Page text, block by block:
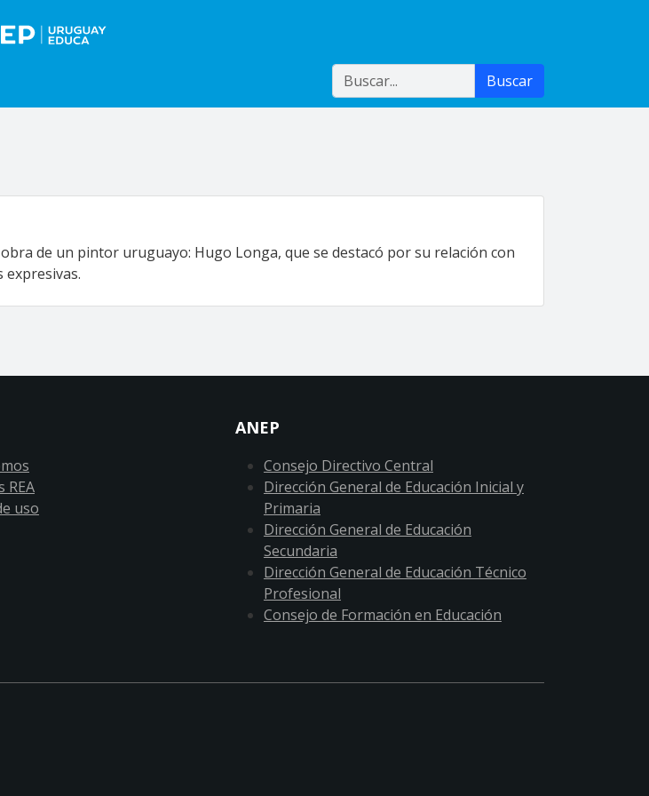
Buscar Buscar
de un pintor uruguayo: Hugo Longa, que se destacó por su relación con
expresivas.
REA
uso
ANEP
Consejo Directivo Central
Dirección General de Educación Inicial y
Primaria
Dirección General de Educación
Secundaria
Dirección General de Educación Técnico
Profesional
Consejo de Formación en Educación